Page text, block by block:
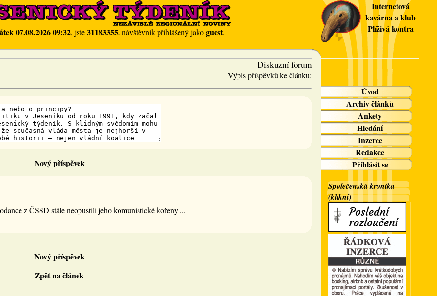
07.08.2026 09:32, jste31183355.návštěvník přihlášený jakoguest.
Internetová
kavárna a klub
Plíživá kontra
Diskuzní forum
Výpis příspěvků ke článku:
Nový příspěvek
z ČSSD stále neopustili jeho komunistické kořeny ...
Nový příspěvek
Zpět na článek
Úvod
Archiv článků
Ankety
Hledání
Inzerce
Redakce
Přihlásit se
Společenská kronika
(klikni)